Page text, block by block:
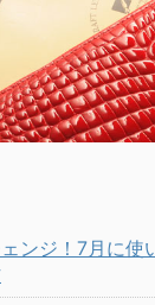
ンジ！7月に使